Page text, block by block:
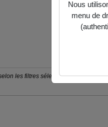
les filtres sélectionnés ci-
Nous
menu de